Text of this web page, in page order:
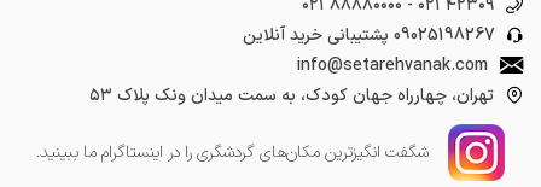
۰۲۱ ۸۸۸۸۰۰۰۰ - ۰۲۱ ۴۲۳۰۹
09025198267 پشتیبانی خرید آنلاین
info@setarehvanak.com
تهران، چهارراه جهان کودک، به سمت میدان ونک پلاک ۵۳
شگفت انگیز‌ترین مکان‌های گردشگری را در اینستاگرام ما ببینید.